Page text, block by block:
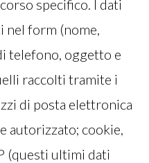
specifico. I dati
nel form (nome,
telefono, oggetto e
raccolti tramite i
di posta elettronica
autorizzato; cookie,
(questi ultimi dati